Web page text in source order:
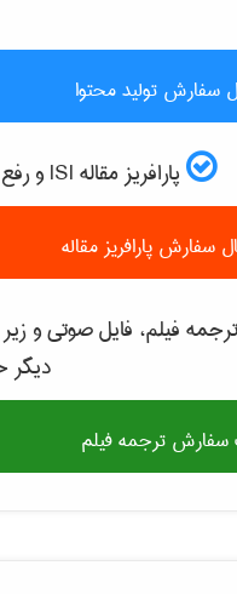
سفارش تولید محتوا
پارافریز مقاله ISI و رفع plagiarism
سفارش پارافریز مقاله
ترجمه فیلم، فایل صوتی و
سفارش ترجمه فیلم